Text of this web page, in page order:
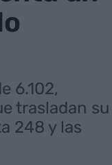
6.102,
trasladan su
248 y las